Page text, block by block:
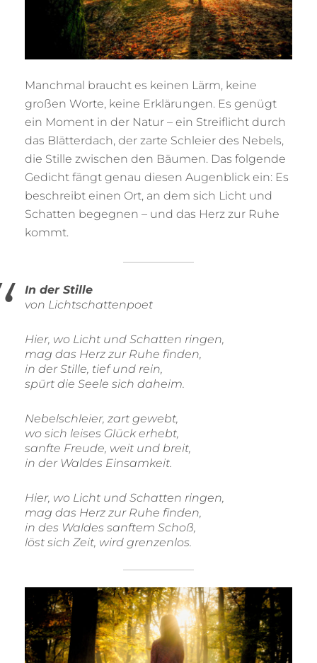
Manchmal braucht es keinen Lärm, keine
großen Worte, keine Erklärungen. Es genügt
ein Moment in der Natur – ein Streiflicht durch
das Blätterdach, der zarte Schleier des Nebels,
die Stille zwischen den Bäumen. Das folgende
Gedicht fängt genau diesen Augenblick ein: Es
beschreibt einen Ort, an dem sich Licht und
Schatten begegnen – und das Herz zur Ruhe
kommt.
In der Stille
von Lichtschattenpoet
Hier, wo Licht und Schatten ringen,
mag das Herz zur Ruhe finden,
in der Stille, tief und rein,
spürt die Seele sich daheim.
Nebelschleier, zart gewebt,
wo sich leises Glück erhebt,
sanfte Freude, weit und breit,
in der Waldes Einsamkeit.
Hier, wo Licht und Schatten ringen,
mag das Herz zur Ruhe finden,
in des Waldes sanftem Schoß,
löst sich Zeit, wird grenzenlos.